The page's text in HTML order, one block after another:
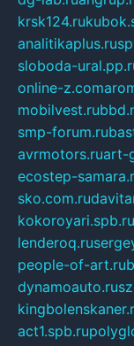
krsk124.ru
analitikaplus.ru
sloboda-
online-z.com
mobilvest.ru
smp-forum.ru
avrmotors.ruart-
ecostep-
sko.com.ru
kokoroyari.spb.ru
lenderoq.ru
people-of-art.ru
dynamoauto.ru
act1.spb.ru